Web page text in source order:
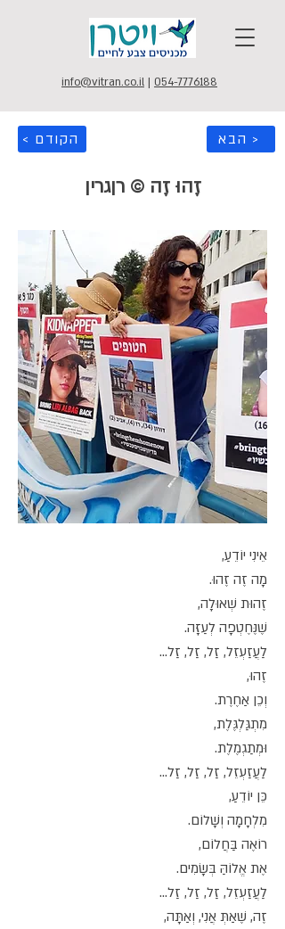
info@vitran.co.il | 054-7776188
< הקודם הבא >
זֶהוּ זֶה © רןגרין
אֵינִי יוֹדֵעַ,
מָה זֶה זֶהוּ.
זֶהוּת שְׁאוּלָה,
שֶׁנֶּחֶטְפָה לְעַזָּה.
לַעֲזַעְזֵל, זַל, זַל, זַל...
זֶהוּ,
וְכֵן אַחֶרֶת.
מִתְגַּלְגֶּלֶת,
וּמְתַגְמֶלֶת.
לַעֲזַעְזֵל, זַל, זַל, זַל...
כֵּן יוֹדֵעַ,
מִלְחָמָה וְשָׁלוֹם.
רוֹאֶה בַּחֲלוֹם,
אֶת אֱלוֹהַּ בְּשָׂמִים.
לַעֲזַעְזֵל, זַל, זַל, זַל...
זֶה, שֶׁאַתְּ אֲנִי, וְאַתָּה,